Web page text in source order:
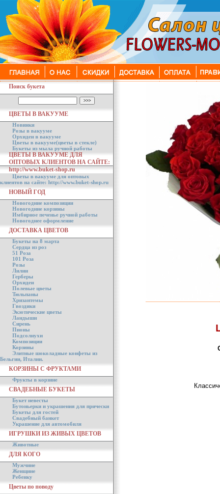
Поиск букета
ЦВЕТЫ В ВАКУУМЕ
Новинки
Розы в вакууме
Орхидеи в вакууме
Цветы в вакууме(цветы в стекле)
Букеты из мыла ручной работы
ЦВЕТЫ В ВАКУУМЕ ДЛЯ
ОПТОВЫХ КЛИЕНТОВ НА САЙТЕ:
http://www.buket-shop.ru
Цветы в вакууме для оптовых
клиентов на сайте: http://www.buket-shop.ru
НОВЫЙ ГОД
Новогодние композиции
Новогодние корзины
Имбирное печенье ручной работы
Новогоднее оформление
ДОСТАВКА ЦВЕТОВ
Букеты на 8 марта
Сердца из роз
51 Роза
101 Роза
Розы
Лилии
Герберы
Орхидеи
Полевые цветы
Тюльпаны
Хризантемы
Гвоздики
Экзотические цветы
Ландыши
Сирень
Пионы
Подсолнухи
Композиции
Корзины
Элитные шоколадные конфеты из
Бельгии, Италии.
КОРЗИНЫ С ФРУКТАМИ
Фрукты в корзине
СВАДЕБНЫЕ БУКЕТЫ
Букет невесты
Бутоньерки и украшения для прически
Букеты для гостей
Свадебный банкет
Украшение для автомобиля
ИГРУШКИ ИЗ ЖИВЫХ ЦВЕТОВ
Животные
ДЛЯ КОГО
Мужчине
Женщине
Ребенку
Цветы по поводу